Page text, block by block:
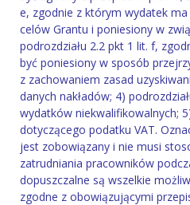
e, zgodnie z którym wydatek
celów Grantu i poniesiony w
podrozdziału 2.2 pkt 1 lit. f,
być poniesiony w sposób
z zachowaniem zasad
danych nakładów; 4)
wydatków niekwalifikowalnych;
dotyczącego podatku VAT.
jest zobowiązany i nie musi
zatrudniania pracowników
dopuszczalne są wszelkie
zgodne z obowiązującymi